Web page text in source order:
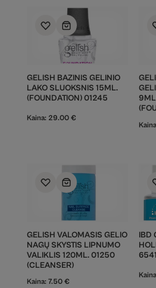
GELISH BAZINIS GELINIO
LAKO SLUOKSNIS 15ML.
(FOUNDATION) 01245
Kaina: 29.00 €
GELISH VALOMASIS GELIO
NAGŲ SKYSTIS LIPNUMO
VALIKLIS 120ML. 01250
(CLEANSER)
Kaina: 7.50 €
IBD